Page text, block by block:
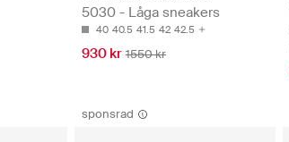
5030 - Låga sneakers
40 40.5 41.5 42 42.5
930 kr 1550 kr
sponsrad